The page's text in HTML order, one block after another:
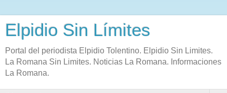
Elpidio Sin Límites
Portal del periodista Elpidio Tolentino. Elpidio Sin Limites.
La Romana Sin Limites. Noticias La Romana. Informaciones
La Romana.